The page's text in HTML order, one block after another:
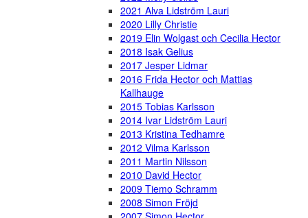
2021 Alva Lidström Lauri
2020 Lilly Christie
2019 Elin Wolgast och Cecilia Hector
2018 Isak Gelius
2017 Jesper Lidmar
2016 Frida Hector och Mattias
Kallhauge
2015 Tobias Karlsson
2014 Ivar Lidström Lauri
2013 Kristina Tedhamre
2012 Vilma Karlsson
2011 Martin Nilsson
2010 David Hector
2009 Tiemo Schramm
2008 Simon Fröjd